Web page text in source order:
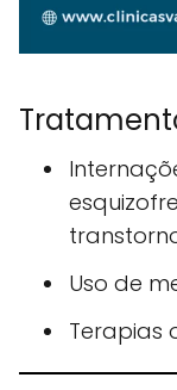
Uso de
Terapias